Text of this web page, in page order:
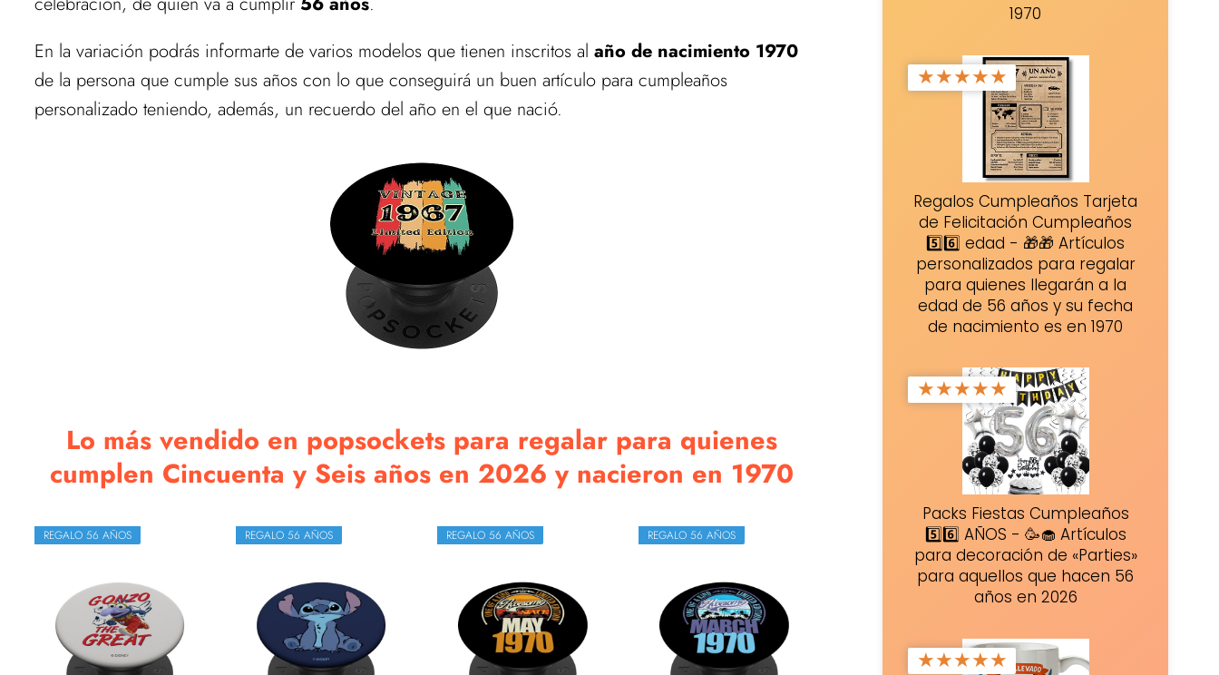
En la variación podrás informarte de varios modelos que tienen inscritos al año de nacimiento 1970
de la persona que cumple sus años con lo que conseguirá un buen artículo para cumpleaños
personalizado teniendo, además, un recuerdo del año en el que nació.
Lo más vendido en popsockets para regalar para quienes
cumplen Cincuenta y Seis años en 2026 y nacieron en 1970
REGALO 56 AÑOS REGALO 56 AÑOS REGALO 56 AÑOS REGALO 56 AÑOS
1970
★★★★★
Regalos Cumpleaños Tarjeta
de Felicitación Cumpleaños
5️⃣6️⃣ edad - 🎁🎁 Artículos
personalizados para regalar
para quienes llegarán a la
edad de 56 años y su fecha
de nacimiento es en 1970
★★★★★
Packs Fiestas Cumpleaños
5️⃣6️⃣ AÑOS - 🥳🧁 Artículos
para decoración de «Parties»
para aquellos que hacen 56
años en 2026
★★★★★